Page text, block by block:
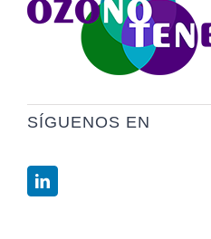
SÍGUENOS EN